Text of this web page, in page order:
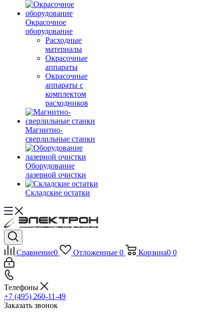
Окрасочное
оборудование
Расходные
материалы
Окрасочные
аппараты
Окрасочные
аппараты с
комплектом
расходников
Магнитно-
сверлильные станки
Оборудование
лазерной очистки
Складские остатки
Сравнение0 Отложенные 0 Корзина0 0
Телефоны
+7 (495) 260-11-49
Заказать звонок